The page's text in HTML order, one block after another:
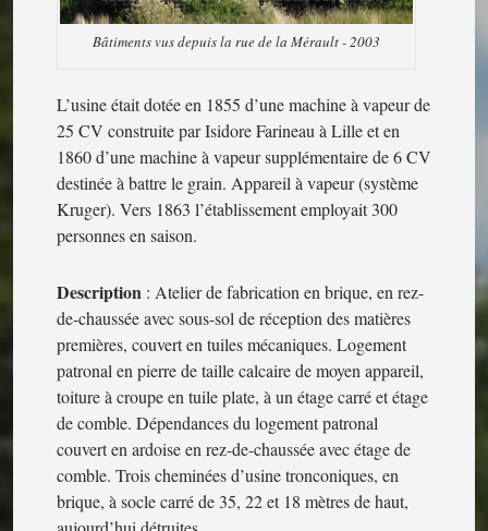
Bâtiments vus depuis la rue de la Mérault - 2003
L’usine était dotée en 1855 d’une machine à vapeur de
25 CV construite par Isidore Farineau à Lille et en
1860 d’une machine à vapeur supplémentaire de 6 CV
destinée à battre le grain. Appareil à vapeur (système
Kruger). Vers 1863 l’établissement employait 300
personnes en saison.
Description : Atelier de fabrication en brique, en rez-
de-chaussée avec sous-sol de réception des matières
premières, couvert en tuiles mécaniques. Logement
patronal en pierre de taille calcaire de moyen appareil,
toiture à croupe en tuile plate, à un étage carré et étage
de comble. Dépendances du logement patronal
couvert en ardoise en rez-de-chaussée avec étage de
comble. Trois cheminées d’usine tronconiques, en
brique, à socle carré de 35, 22 et 18 mètres de haut,